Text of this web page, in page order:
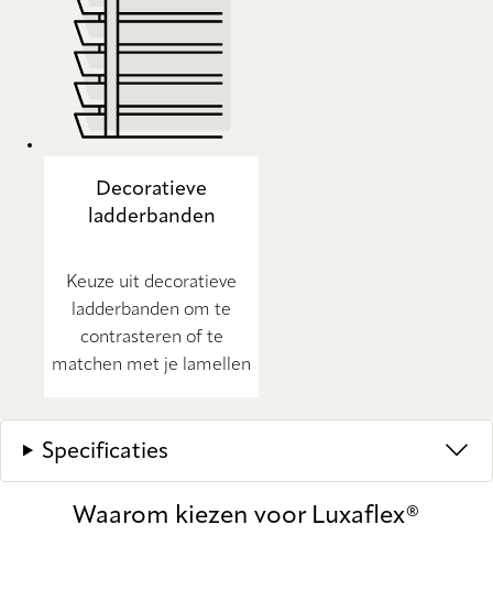
Decoratieve
ladderbanden
Keuze uit decoratieve
ladderbanden om te
contrasteren of te
matchen met je lamellen
Specificaties
Waarom kiezen voor Luxaflex®